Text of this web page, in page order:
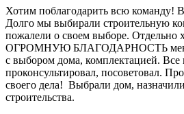
Хотим поблагодарить всю команду!
Долго мы выбирали строительную
пожалели о своем выборе. Отдельно
ОГРОМНУЮ БЛАГОДАРНОСТЬ
с выбором дома, комплектацией. Все
проконсультировал, посоветовал.
своего дела! Выбрали дом,
строительства.